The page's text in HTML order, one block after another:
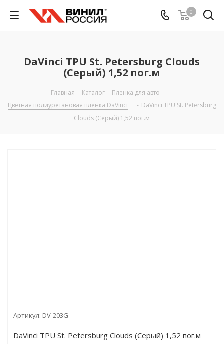
0
DaVinci TPU St. Petersburg Clouds
(Серый) 1,52 пог.м
Главная - Каталог - Пленка для авто
-
Цветная полиуретановая плёнка DaVinci
- DaVinci TPU St. Petersburg
Clouds (Серый) 1,52 пог.м
Артикул: DV-203G
DaVinci TPU St. Petersburg Clouds (Серый) 1,52 пог.м